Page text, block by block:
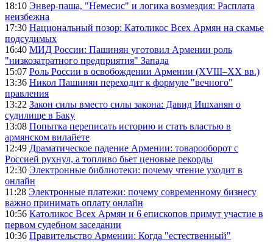
18:10 Энвер-паша, "Немесис" и логика возмездия: Расплата
неизбежна
17:30 Национальный позор: Католикос Всех Армян на скамье
подсудимых
16:40 МИД России: Пашинян уготовил Армении роль
"низкозатратного предприятия" Запада
15:07 Роль России в освобождении Армении (XVIII–XX вв.)
13:36 Никол Пашинян переходит к формуле "вечного"
правления
13:22 Закон силы вместо силы закона: Давид Ишханян о
судилище в Баку
13:08 Попытка переписать историю и стать властью в
армянском вилайете
12:49 Драматическое падение Армении: товарооборот с
Россией рухнул, а топливо бьет ценовые рекорды
12:30 Электронные библиотеки: почему чтение уходит в
онлайн
11:28 Электронные платежи: почему современному бизнесу
важно принимать оплату онлайн
10:56 Католикос Всех Армян и 6 епископов примут участие в
первом судебном заседании
10:36 Правительство Армении: Когда "естественный"